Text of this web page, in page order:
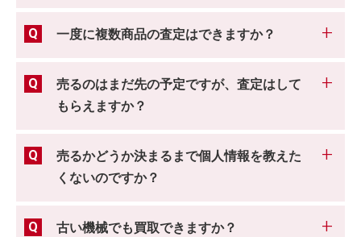
一度に複数商品の査定はできますか？
売るのはまだ先の予定ですが、査定はして
もらえますか？
売るかどうか決まるまで個人情報を教えた
くないのですか？
古い機械でも買取できますか？